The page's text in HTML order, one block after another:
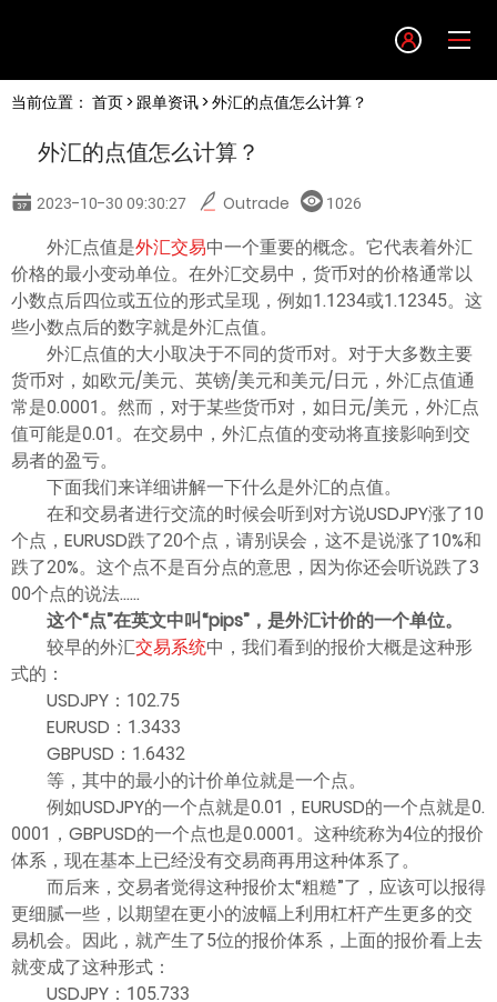
English
繁體中文
한글
日本語
Tiếng việt
ไทย
当前位置： 首页> 跟单资讯> 外汇的点值怎么计算？
外汇的点值怎么计算？
2023-10-30 09:30:27 Outrade 1026
外汇点值是外汇交易中一个重要的概念。它代表着外汇
价格的最小变动单位。在外汇交易中，货币对的价格通常以
小数点后四位或五位的形式呈现，例如1.1234或1.12345。这
些小数点后的数字就是外汇点值。
外汇点值的大小取决于不同的货币对。对于大多数主要
货币对，如欧元/美元、英镑/美元和美元/日元，外汇点值通
常是0.0001。然而，对于某些货币对，如日元/美元，外汇点
值可能是0.01。在交易中，外汇点值的变动将直接影响到交
易者的盈亏。
下面我们来详细讲解一下什么是外汇的点值。
在和交易者进行交流的时候会听到对方说USDJPY涨了10
个点，EURUSD跌了20个点，请别误会，这不是说涨了10%和
跌了20%。这个点不是百分点的意思，因为你还会听说跌了3
00个点的说法……
这个“点”在英文中叫“pips”，是外汇计价的一个单位。
较早的外汇交易系统中，我们看到的报价大概是这种形
式的：
USDJPY：102.75
EURUSD：1.3433
GBPUSD：1.6432
等，其中的最小的计价单位就是一个点。
例如USDJPY的一个点就是0.01，EURUSD的一个点就是0.
0001，GBPUSD的一个点也是0.0001。这种统称为4位的报价
体系，现在基本上已经没有交易商再用这种体系了。
而后来，交易者觉得这种报价太“粗糙”了，应该可以报得
更细腻一些，以期望在更小的波幅上利用杠杆产生更多的交
易机会。因此，就产生了5位的报价体系，上面的报价看上去
就变成了这种形式：
USDJPY：105.733